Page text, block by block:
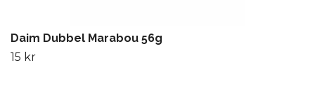
Daim Dubbel Marabou 56g
15 kr